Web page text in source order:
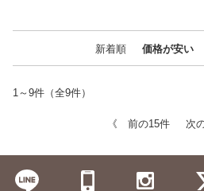
新着順 価格が安い
1～9件（全9件）
《 前の15件 次